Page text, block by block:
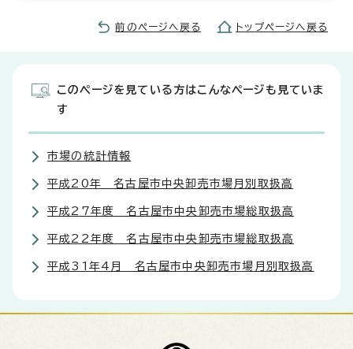
前のページへ戻る トップページへ戻る
このページを見ている方はこんなページも見ていま
す
市場の統計情報
平成20年 名古屋市中央卸売市場月別取扱高
平成27年度 名古屋市中央卸売市場総取扱高
平成22年度 名古屋市中央卸売市場総取扱高
平成31年4月 名古屋市中央卸売市場月別取扱高